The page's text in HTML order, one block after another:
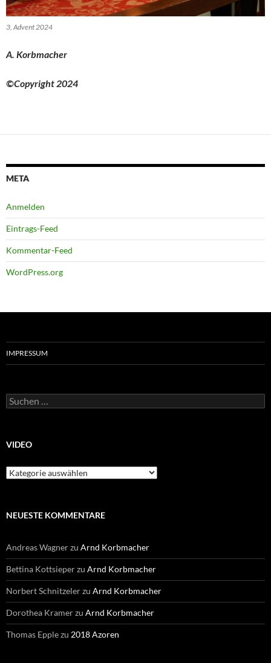
3, Advent 2024
A. Korbmacher
©Copyright 2024
META
Anmelden
Eintrags-Feed
Kommentar-Feed
WordPress.org
IMPRESSUM
Suchen
nach:
VIDEO
Video
NEUESTE KOMMENTARE
Andreas Wagnerzu Arnd Korbmacher
Bettina Kottsieperzu Arnd Korbmacher
Norbert Schnitzelerzu Arnd Korbmacher
Dorothea Kramerzu Arnd Korbmacher
Thomas Epplezu 2018 Azoren